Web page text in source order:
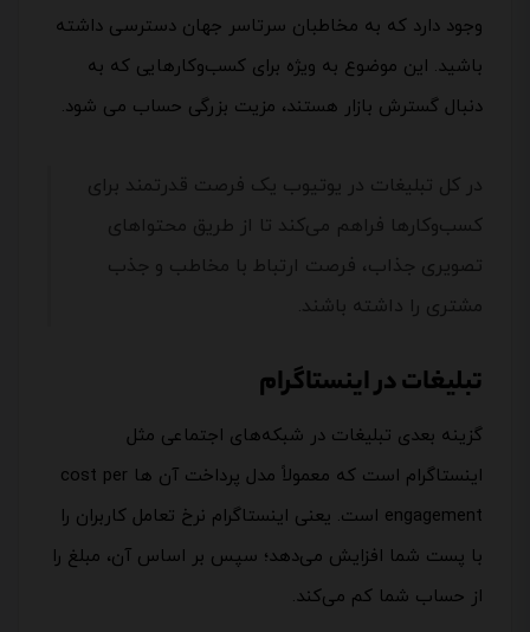
وجود دارد که به مخاطبان سرتاسر جهان دسترسی داشته
باشید. این موضوع به ویژه برای کسب‌وکارهایی که به
دنبال گسترش بازار هستند، مزیت بزرگی حساب می شود.
در کل تبلیغات در یوتیوب یک فرصت قدرتمند برای
کسب‌وکارها فراهم می‌کند تا از طریق محتواهای
تصویری جذاب، فرصت‌ ارتباط با مخاطب و جذب
مشتری را داشته باشند.
تبلیغات در اینستاگرام
گزینه بعدی تبلیغات در شبکه‌های اجتماعی مثل
اینستاگرام است که معمولاً مدل پرداخت آن ها cost per
engagement است. یعنی اینستاگرام نرخ تعامل کاربران را
با پست شما افزایش می‌دهد؛ سپس بر اساس آن، مبلغ را
از حساب شما کم می‌کند.